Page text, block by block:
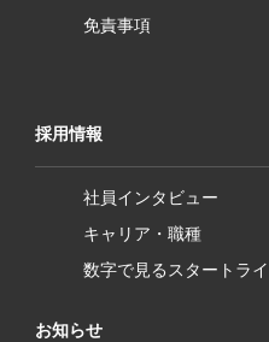
免責事項
採用情報
社員インタビュー
キャリア・職種
数字で見るスタートラ
お知らせ